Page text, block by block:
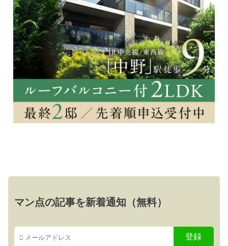
マン点の記事を新着通知（無料）